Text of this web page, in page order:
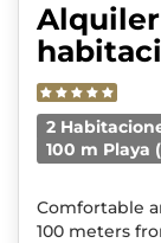
2
100 m Playa
Comfortable
100 meters